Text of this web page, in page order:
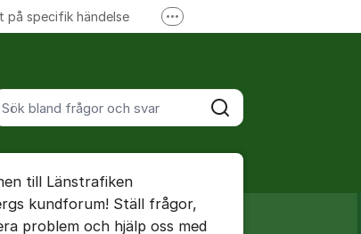
bland alla inlägg
Sök
på specifik händelse Fler supportlänkar
till Länstrafiken
kundforum! Ställ frågor,
problem och hjälp oss med